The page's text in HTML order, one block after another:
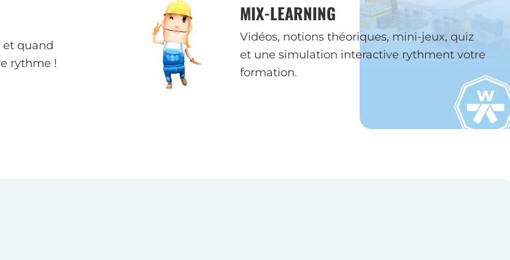
et quand
rythme !
MIX-LEARNING
Vidéos, notions théoriques, mini-jeux, quiz
et une simulation interactive rythment votre
formation.